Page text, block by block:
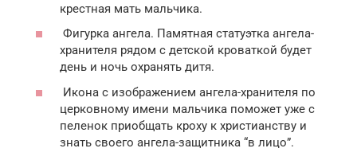
крестная мать мальчика.
Фигурка ангела. Памятная статуэтка ангела-
хранителя рядом с детской кроваткой будет
день и ночь охранять дитя.
Икона с изображением ангела-хранителя по
церковному имени мальчика поможет уже с
пеленок приобщать кроху к христианству и
знать своего ангела-защитника “в лицо”.